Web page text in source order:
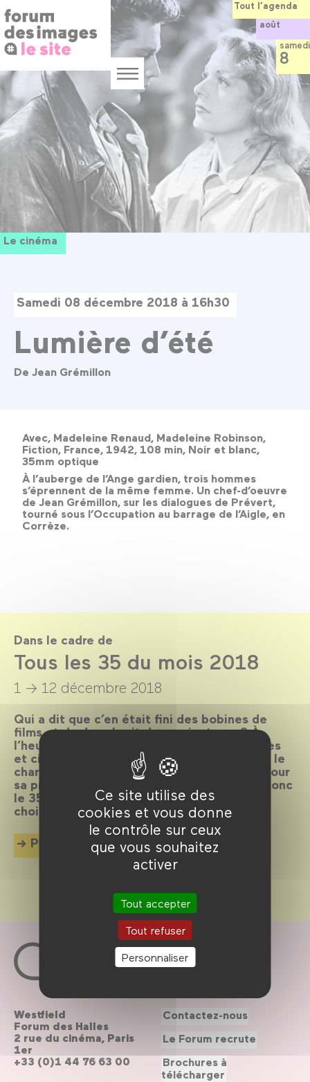
Panneau de gestion des cookies
Ce site utilise des
cookies et vous donne
le contrôle sur ceux
que vous souhaitez
activer
Tout accepter
Tout refuser
Personnaliser
au
contenu
principal
Menu
Le cinéma
Samedi 08 décembre 2018 à 16h30
Lumière d’été
De Jean Grémillon
Avec, Madeleine Renaud, Madeleine Robinson,
Fiction, France, 1942, 108 min, Noir et blanc,
35mm optique
À l’auberge de l’Ange gardien, trois hommes
s’éprennent de la même femme. Un chef-d’oeuvre
de Jean Grémillon, sur les dialogues de Prévert,
tourné sous l’Occupation au barrage de l’Aigle, en
Corrèze.
Dans le cadre de
Tous les 35 du mois 2018
1 → 12 décembre 2018
Qui a dit que c’en était fini des bobines de
films et du doux bruit des projecteurs ? À
l’heure du numérique, de nombreux cinéastes
et cinéphiles continuent pourtant de priser le
charme discret de la pellicule argentique, pour
sa profondeur et son grain inégalés. Voici donc
le 35mm à l’honneur, avec une sélection de
choix pour finir l’année en beauté.
Plus d'info
Tout l’agenda
août
samedi
8
Westfield
Forum des Halles
2 rue du cinéma, Paris
1er
+33 (0)1 44 76 63 00
Contactez-nous
Le Forum recrute
Brochures à
télécharger